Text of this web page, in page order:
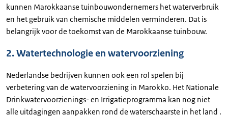
kunnen Marokkaanse tuinbouwondernemers het waterverbruik
en het gebruik van chemische middelen verminderen. Dat is
belangrijk voor de toekomst van de Marokkaanse tuinbouw.
2. Watertechnologie en watervoorziening
Nederlandse bedrijven kunnen ook een rol spelen bij
verbetering van de watervoorziening in Marokko. Het Nationale
Drinkwatervoorzienings- en Irrigatieprogramma kan nog niet
alle uitdagingen aanpakken rond de waterschaarste in het land .